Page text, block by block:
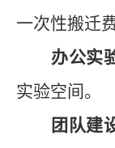
一次性搬迁费
办公实
实验空间。
团队建